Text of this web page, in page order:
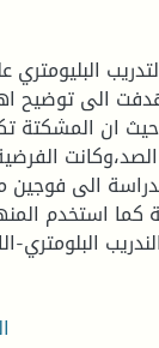
الى توضيح
ان المشكتة
الصد،وكانت
تجريبية كما